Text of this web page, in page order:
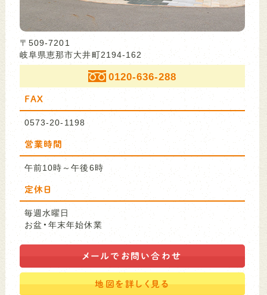
〒509-7201
岐阜県恵那市大井町2194-162
0120-636-288
FAX
0573-20-1198
営業時間
午前10時～午後6時
定休日
毎週水曜日
お盆・年末年始休業
メールで お問い合わせ
地図を詳しく見る